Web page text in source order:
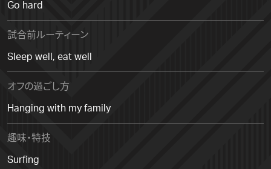
Go hard
試合前ルーティーン
Sleep well, eat well
オフの過ごし方
Hanging with my family
趣味・特技
Surfing